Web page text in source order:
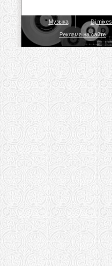
Музыка Dj mixes
Реклама на сайте